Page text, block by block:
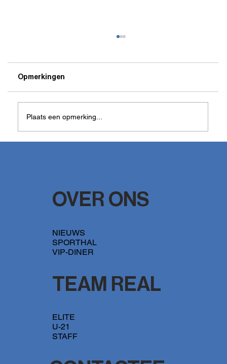
Opmerkingen
Plaats een opmerking...
TEAM REAL
ELITE
U-21
STAFF
OVER ONS
NIEUWS
SPORTHAL
VIP-DINER